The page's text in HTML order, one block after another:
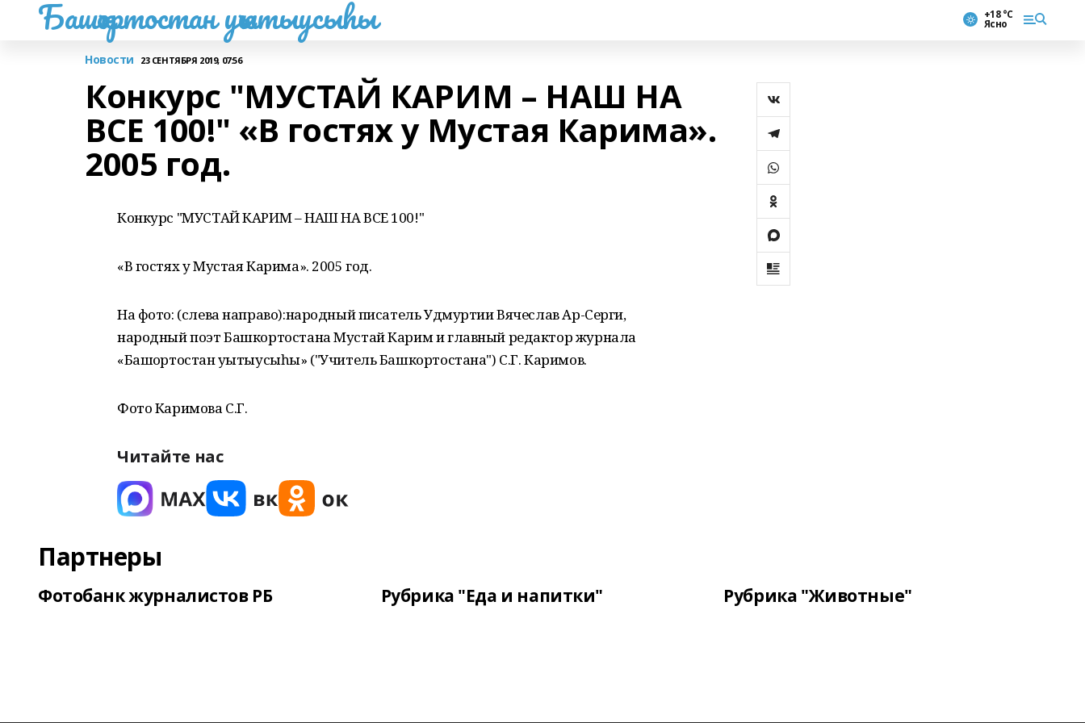
Башҡортостан уҡытыусыһы +18 °С
Ясно
Новости 23 СЕНТЯБРЯ 2019, 07:56
Конкурс "МУСТАЙ КАРИМ – НАШ НА
ВСЕ 100!" «В гостях у Мустая Карима».
2005 год.
Конкурс "МУСТАЙ КАРИМ – НАШ НА ВСЕ 100!"
«В гостях у Мустая Карима». 2005 год.
На фото: (слева направо):народный писатель Удмуртии Вячеслав Ар-Серги,
народный поэт Башкортостана Мустай Карим и главный редактор журнала
«Башҡортостан уҡытыусыһы» ("Учитель Башкортостана") С.Г. Каримов.
Фото Каримова С.Г.
Читайте нас
Партнеры
Фотобанк журналистов РБ Рубрика "Еда и напитки" Рубрика "Животные"